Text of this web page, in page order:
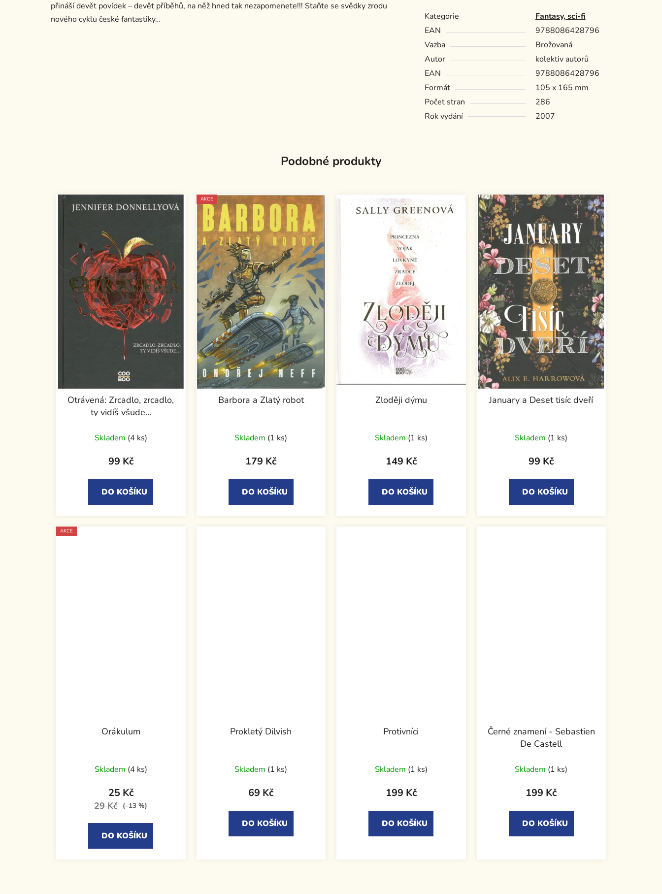
přináší devět povídek – devět příběhů, na něž hned tak nezapomenete!!! Staňte se svědky zrodu
nového cyklu české fantastiky…
Kategorie
Fantasy, sci-fi
EAN
9788086428796
Vazba
Brožovaná
Autor
kolektiv autorů
EAN
9788086428796
Formát
105 x 165 mm
Počet stran
286
Rok vydání
2007
Podobné produkty
Otrávená: Zrcadlo, zrcadlo,
ty vidíš všude...
Skladem (4 ks)
99 Kč
DO KOŠÍKU
AKCE
Barbora a Zlatý robot
Skladem (1 ks)
179 Kč
DO KOŠÍKU
Zloději dýmu
Skladem (1 ks)
149 Kč
DO KOŠÍKU
January a Deset tisíc dveří
Skladem (1 ks)
99 Kč
DO KOŠÍKU
AKCE
Orákulum
Skladem (4 ks)
25 Kč
29 Kč (–13 %)
DO KOŠÍKU
Prokletý Dilvish
Skladem (1 ks)
69 Kč
DO KOŠÍKU
Protivníci
Skladem (1 ks)
199 Kč
DO KOŠÍKU
Černé znamení - Sebastien
De Castell
Skladem (1 ks)
199 Kč
DO KOŠÍKU